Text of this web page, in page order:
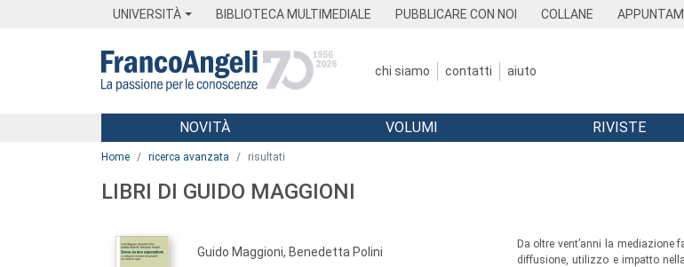
UNIVERSITÀ BIBLIOTECA MULTIMEDIALE PUBBLICARE CON NOI COLLANE
chi siamo contatti aiuto
Menu
NOVITÀ VOLUMI RIVISTE
Home ricerca avanzata risultati
LIBRI DI GUIDO MAGGIONI
Guido Maggioni, Benedetta Polini
Da oltre vent’anni la
diffusione, utilizzo e impatto